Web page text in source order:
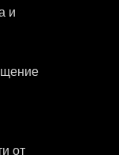
и
от